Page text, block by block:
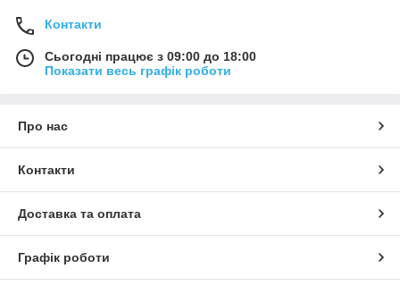
Контакти
Сьогодні працює з 09:00 до 18:00
Показати весь графік роботи
Про нас
Контакти
Доставка та оплата
Графік роботи